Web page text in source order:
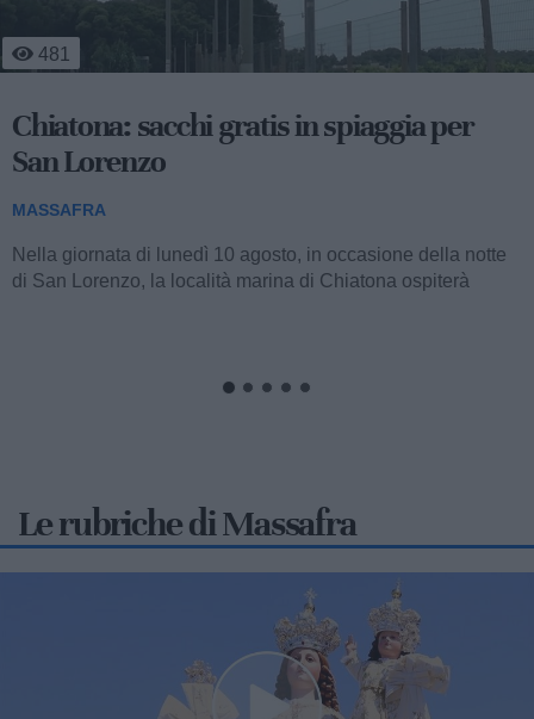
785
Emergenza caldo Massafra: un aiuto per
anziani e fragili
MASSAFRA
Anche per la stagione estiva in corso, l'amministrazione
comunale guidata dalla sindaca Giancarla Zaccaro,
Le rubriche di Massafra